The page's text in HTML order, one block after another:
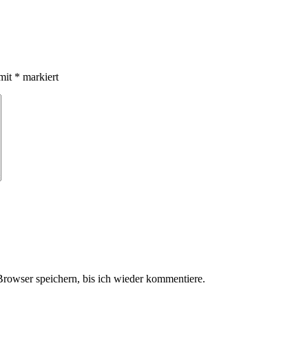
* markiert
speichern, bis ich wieder kommentiere.